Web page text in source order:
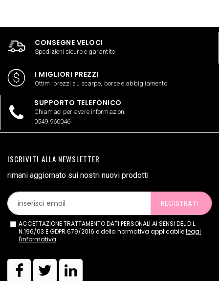
CONSEGNE VELOCI
Spedizioni sicure e garantite
I MIGLIORI PREZZI
Ottimi prezzi su scarpe, borse e abbigliamento
SUPPORTO TELEFONICO
Chiamaci per avere informazioni
0549 960046
ISCRIVITI ALLA NEWSLETTER
rimani aggiornato sui nostri nuovi prodotti
REGISTRATI
ACCETTAZIONE TRATTAMENTO DATI PERSONALI AI SENSI DEL D.L.
N.196/03 E GDPR 679/2016 e della normativa applicabileleggi
l'informativa